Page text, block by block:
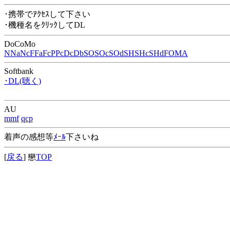
･携帯でｱｸｾｽして下さい
･機種名をｸﾘｯｸしてDL
DoCoMo
NNaNcFFaFcPPcDcDbSOSOcSOdSHSHcSHdFOMA
Softbank
･DL(聴く)
AU
mmf qcp
着声の感想等ﾒｰﾙ下さいね
[戻る] 戀TOP